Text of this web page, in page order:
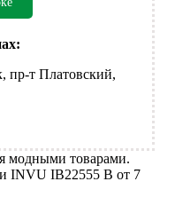
пр-т Платовский,
модными товарами.
INVU IB22555 B от 7